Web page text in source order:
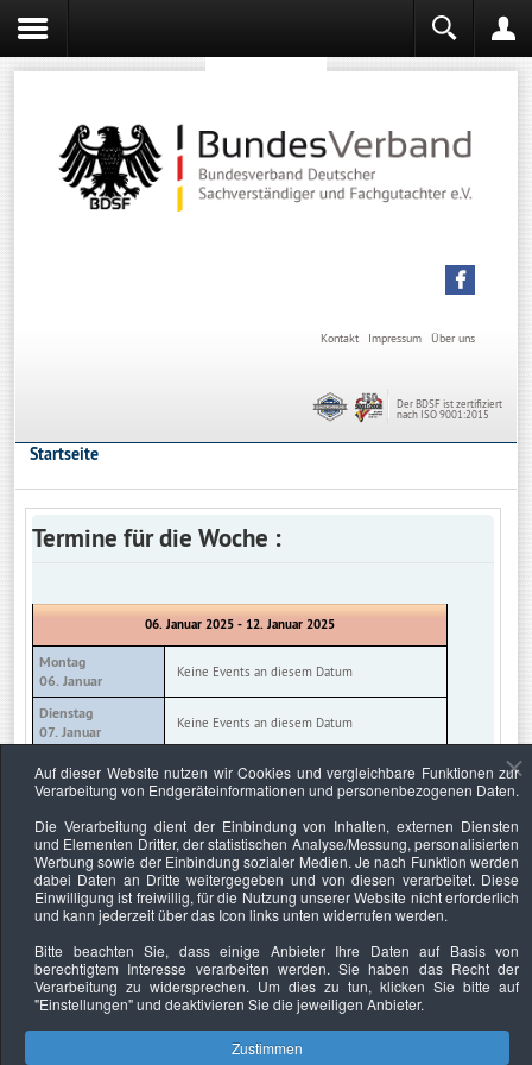
Über uns
Impressum
Kontakt
Der BDSF ist zertifiziert
nach ISO 9001:2015
Startseite
Termine für die Woche :
06. Januar 2025 - 12. Januar 2025
Montag
06. Januar
Keine Events an diesem Datum
Dienstag
07. Januar
Keine Events an diesem Datum
Mittwoch
08. Januar
Keine Events an diesem Datum
09. Januar
Keine Events an diesem Datum
Freitag
10. Januar
Keine Events an diesem Datum
Samstag
Sonntag
12. Januar
Keine Events an diesem Datum
Auf dieser Website nutzen wir Cookies und vergleichbare Funktionen zur
Verarbeitung von Endgeräteinformationen und personenbezogenen Daten.
Die Verarbeitung dient der Einbindung von Inhalten, externen Diensten
und Elementen Dritter, der statistischen Analyse/Messung, personalisierten
Werbung sowie der Einbindung sozialer Medien. Je nach Funktion werden
dabei Daten an Dritte weitergegeben und von diesen verarbeitet. Diese
Einwilligung ist freiwillig, für die Nutzung unserer Website nicht erforderlich
und kann jederzeit über das Icon links unten widerrufen werden.
Bitte beachten Sie, dass einige Anbieter Ihre Daten auf Basis von
berechtigtem Interesse verarbeiten werden. Sie haben das Recht der
Verarbeitung zu widersprechen. Um dies zu tun, klicken Sie bitte auf
"Einstellungen"und deaktivieren Sie die jeweiligen Anbieter.
Zustimmen